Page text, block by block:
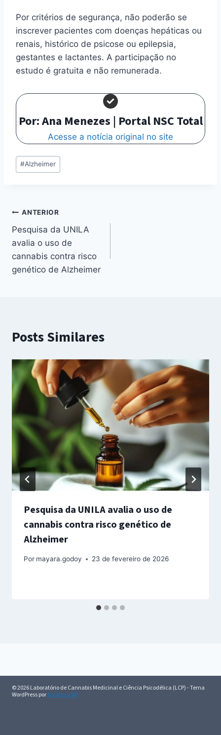
Por critérios de segurança, não poderão se
inscrever pacientes com doenças hepáticas ou
renais, histórico de psicose ou epilepsia,
gestantes e lactantes. A participação no
estudo é gratuita e não remunerada.
Por: Ana Menezes | Portal NSC Total
Acesse a notícia original no site
Tags
do
#Alzheimer
Navegação
de
Post
ANTERIOR
Pesquisa da UNILA
avalia o uso de
cannabis contra risco
genético de Alzheimer
Posts Similares
Pesquisa da UNILA avalia o uso de
cannabis contra risco genético de
Alzheimer
Por mayara.godoy 23 de fevereiro de 2026
© 2026 Laboratório de Cannabis Medicinal e Ciência Psicodélica (LCP) - Tema
WordPress porKadence WP